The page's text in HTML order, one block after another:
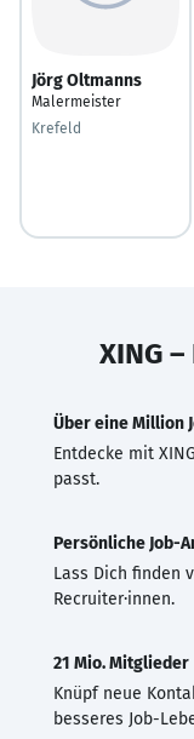
Jörg Oltmanns
Malermeister
Krefeld
XING
Über eine Million
Entdecke mit
passt.
Persönliche Job-
Lass Dich finden
Recruiter·innen.
21 Mio. Mitglieder
Knüpf neue
besseres Job-